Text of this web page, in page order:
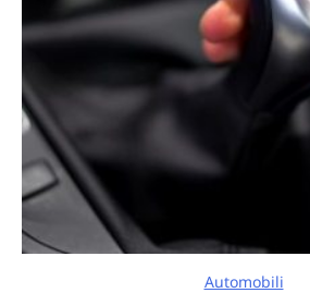
Automobili